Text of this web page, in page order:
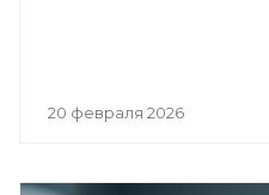
20 февраля 2026